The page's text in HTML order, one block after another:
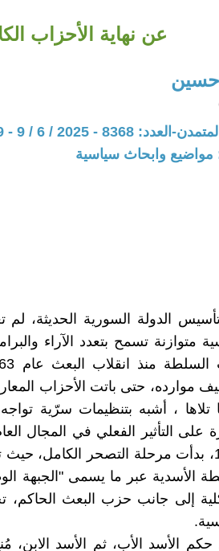
عن نهاية الأحزاب
حسين
8368 - 2025 / 6 / 9 - 20:49
مواضيع وابحاث سياسية
الدولة السورية الحديثة، لم
متوازنة تسمح بتعدد الآراء
موارده، حتى باتت الأحزاب
تلاها ، أشبه بتنظيمات سرّية
على التأثير الفعلي في المجال
1970، بدأت مرحلة التصحر الكامل،
الأسدية عبر ما يسمى "الجبهة
إلى جانب حزب البعث الحاكم،
حكم الأسد الأب، ثم الأسد